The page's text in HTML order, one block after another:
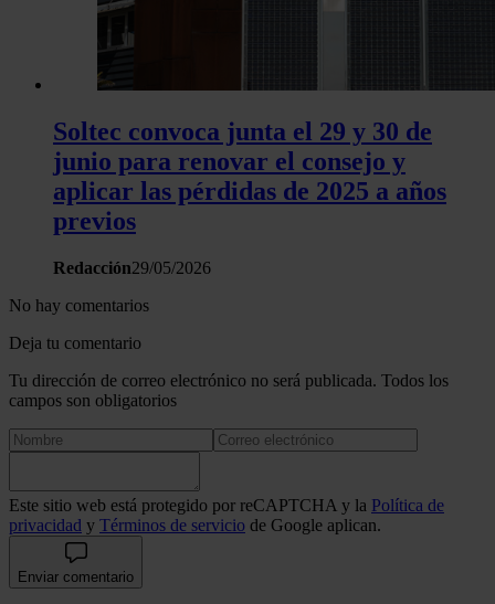
Soltec convoca junta el 29 y 30 de
junio para renovar el consejo y
aplicar las pérdidas de 2025 a años
previos
Redacción29/05/2026
No hay comentarios
Deja tu comentario
Tu dirección de correo electrónico no será publicada. Todos los
campos son obligatorios
Este sitio web está protegido por reCAPTCHA y la Política de
privacidad y Términos de servicio de Google aplican.
Enviar comentario